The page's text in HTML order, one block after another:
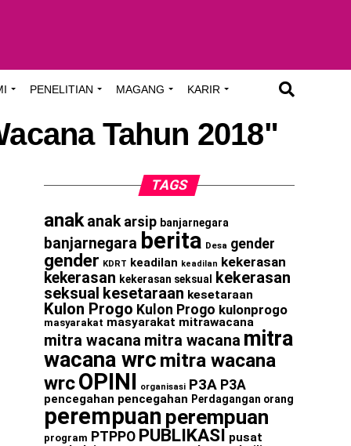
PENELITIAN MAGANG KARIR
Tahun 2018"
TAGS
anak anak arsip banjarnegara
banjarnegara berita Desa gender
gender KDRT keadilan keadilan kekerasan
kekerasan kekerasan seksual
kekerasan
seksual kesetaraan kesetaraan
Kulon Progo Kulon Progo kulonprogo
masyarakat masyarakat mitrawacana
mitra wacana mitra wacana mitra
wacana wrc mitra wacana
wrcOPINI organisasi P3A P3A
pencegahan pencegahan Perdagangan orang
perempuan perempuan
program PTPPO PUBLIKASI pusat